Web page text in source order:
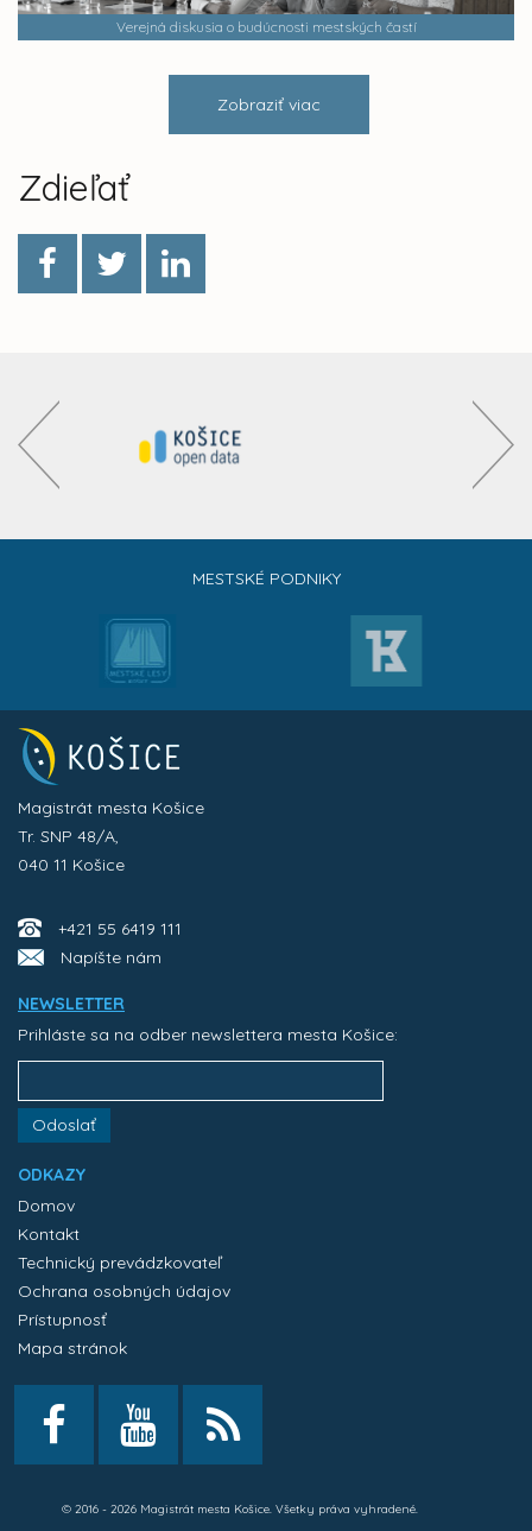
Verejná diskusia o budúcnosti mestských častí
Zobraziť viac
Zdieľať
MESTSKÉ PODNIKY
Magistrát mesta Košice
Tr. SNP 48/A,
040 11 Košice
+421 55 6419 111
Napíšte nám
NEWSLETTER
Prihláste sa na odber newslettera mesta Košice:
Odoslať
ODKAZY
Domov
Kontakt
Technický prevádzkovateľ
Ochrana osobných údajov
Prístupnosť
Mapa stránok
© 2016 - 2026 Magistrát mesta Košice. Všetky práva vyhradené.